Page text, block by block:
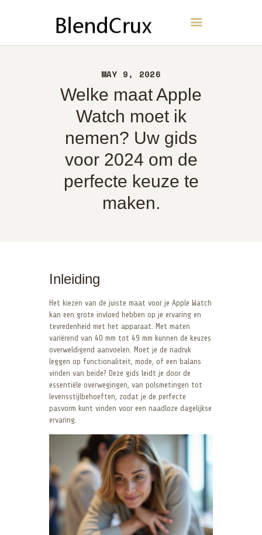
MAY 9, 2026
Welke maat Apple
Watch moet ik
nemen? Uw gids
voor 2024 om de
perfecte keuze te
maken.
BlendCrux
OVER
CONTACT
BELEID
NEDERLANDS
Inleiding
Het kiezen van de juiste maat voor je Apple Watch
kan een grote invloed hebben op je ervaring en
tevredenheid met het apparaat. Met maten
variërend van 40 mm tot 49 mm kunnen de keuzes
overweldigend aanvoelen. Moet je de nadruk
leggen op functionaliteit, mode, of een balans
vinden van beide? Deze gids leidt je door de
essentiële overwegingen, van polsmetingen tot
levensstijlbehoeften, zodat je de perfecte
pasvorm kunt vinden voor een naadloze dagelijkse
ervaring.